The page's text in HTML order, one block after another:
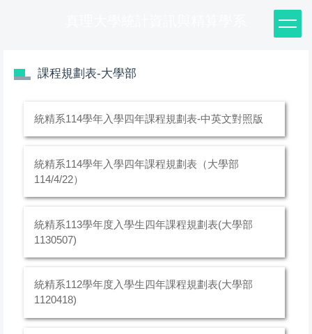
課程規劃表-大學部
統精系114學年入學四年課程規劃表-中英文對照版
統精系114學年入學四年課程規劃表（大學部
114/4/22）
統精系113學年度入學生四年課程規劃表(大學部
1130507)
統精系112學年度入學生四年課程規劃表(大學部
1120418)